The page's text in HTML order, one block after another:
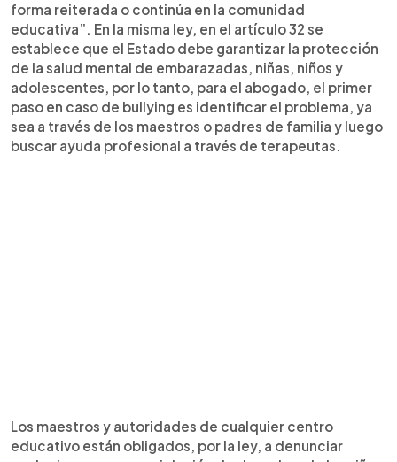
forma reiterada o continúa en la comunidad
educativa”. En la misma ley, en el artículo 32 se
establece que el Estado debe garantizar la protección
de la salud mental de embarazadas, niñas, niños y
adolescentes, por lo tanto, para el abogado, el primer
paso en caso de bullying es identificar el problema, ya
sea a través de los maestros o padres de familia y luego
buscar ayuda profesional a través de terapeutas.
Los maestros y autoridades de cualquier centro
educativo están obligados, por la ley, a denunciar